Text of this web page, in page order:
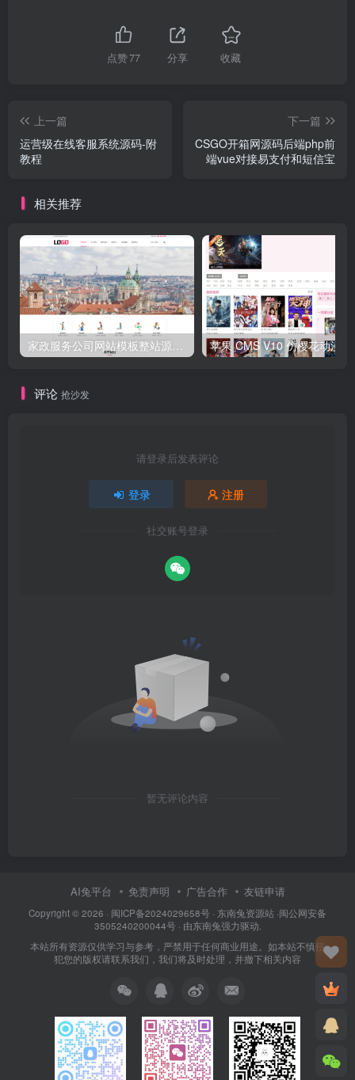
点赞77 分享 收藏
上一篇
运营级在线客服系统源码-附
教程
下一篇
CSGO开箱网源码后端php前
端vue对接易支付和短信宝
相关推荐
家政服务公司网站模板整站源码 | 粉色风格家政保洁企业官网 PHP 源码带预约功能
评论 抢沙发
请登录后发表评论
登录 注册
社交账号登录
暂无评论内容
AI兔平台 免责声明 广告合作 友链申请
Copyright © 2026 · 闽ICP备2024029658号 · 东南兔资源站 ·闽公网安备
3505240200044号· 由东南兔强力驱动.
本站所有资源仅供学习与参考，严禁用于任何商业用途。如本站不慎侵
犯您的版权请联系我们，我们将及时处理，并撤下相关内容